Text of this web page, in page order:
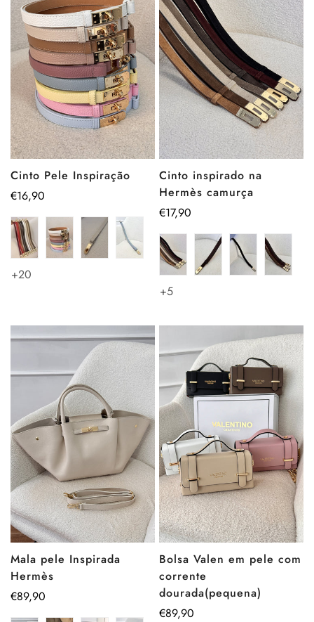
Cinto Pele Inspiração
Preço
€16,90
+20
Cinto inspirado na
Hermès camurça
Preço
€17,90
+5
Mala pele Inspirada
Hermès
Preço
€89,90
Bolsa Valen em pele com
corrente
dourada(pequena)
Preço
€89,90